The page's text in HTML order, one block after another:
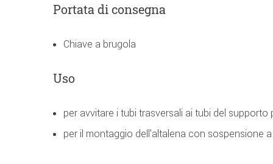
Portata di consegna
Chiave a brugola
Uso
per avvitare i tubi trasversali ai tubi del supporto
per il montaggio dell'altalena con sospensione